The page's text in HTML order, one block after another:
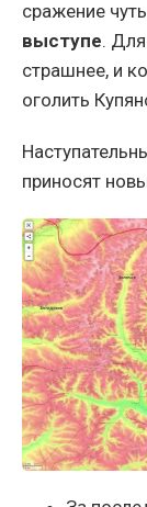
сражение
выступе. Для
страшнее, и
оголить
приносят